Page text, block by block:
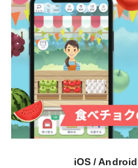
iOS / Android